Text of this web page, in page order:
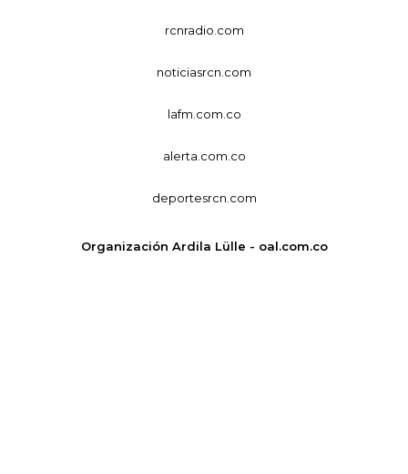
rcnradio.com
noticiasrcn.com
lafm.com.co
alerta.com.co
deportesrcn.com
Organización Ardila Lülle - oal.com.co